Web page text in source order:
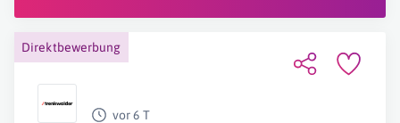
Direktbewerbung
vor 6 T